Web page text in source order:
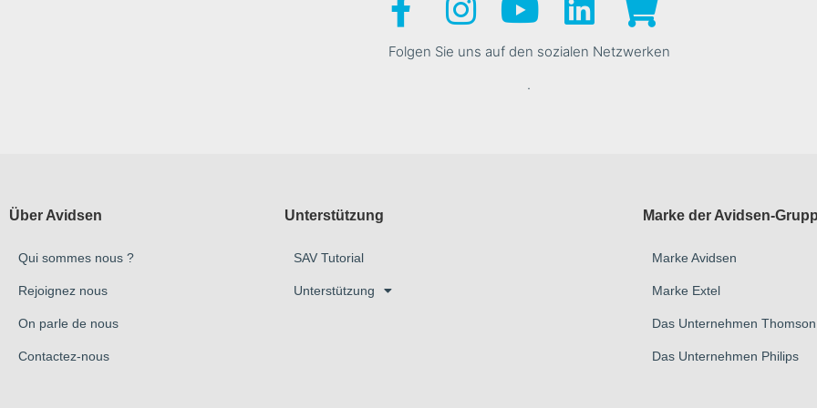
Folgen Sie uns auf den sozialen Netzwerken
.
Über Avidsen
Qui sommes nous ?
Rejoignez nous
On parle de nous
Contactez-nous
Unterstützung
SAV Tutorial
Unterstützung
Marke der Avidsen-
Marke Avidsen
Marke Extel
Das Unternehmen Thomson
Das Unternehmen Philips